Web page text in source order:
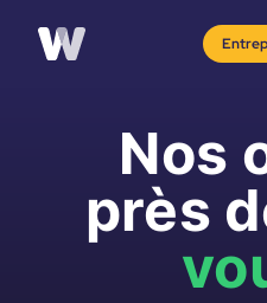
Nos
près